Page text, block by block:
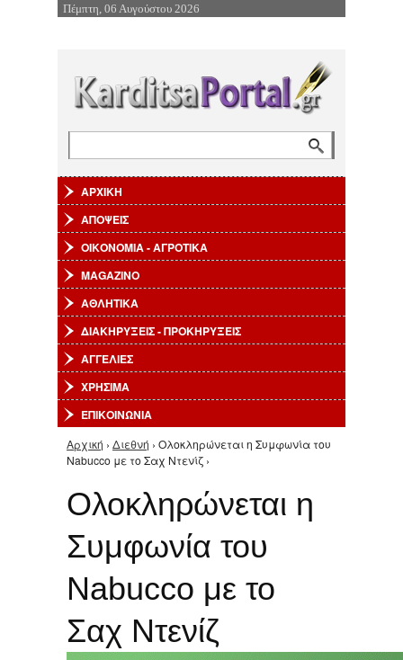
Επιστροφή στην Πλοήγηση
Πέμπτη, 06 Αυγούστου 2026
ΑΡΧΙΚΗ
ΑΠΟΨΕΙΣ
ΟΙΚΟΝΟΜΙΑ - ΑΓΡΟΤΙΚΑ
MAGAZINO
ΑΘΛΗΤΙΚΑ
ΔΙΑΚΗΡΥΞΕΙΣ - ΠΡΟΚΗΡΥΞΕΙΣ
ΑΓΓΕΛΙΕΣ
ΧΡΗΣΙΜΑ
ΕΠΙΚΟΙΝΩΝΙΑ
Είστε εδώ
Αρχική › Διεθνή › Ολοκληρώνεται η Συμφωνία του
Nabucco με το Σαχ Ντενίζ ›
Ολοκληρώνεται η
Συμφωνία του
Nabucco με το
Σαχ Ντενίζ